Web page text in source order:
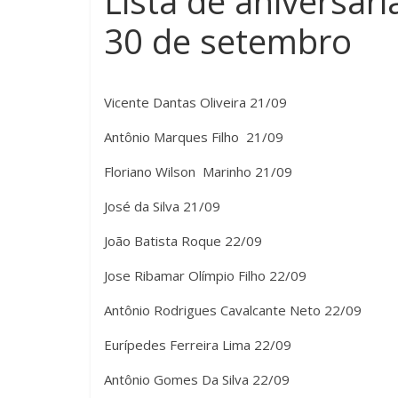
30 de setembro
Vicente Dantas Oliveira 21/09
Antônio Marques Filho 21/09
Floriano Wilson Marinho 21/09
José da Silva 21/09
João Batista Roque 22/09
Jose Ribamar Olímpio Filho 22/09
Antônio Rodrigues Cavalcante Neto 22/09
Eurípedes Ferreira Lima 22/09
Antônio Gomes Da Silva 22/09